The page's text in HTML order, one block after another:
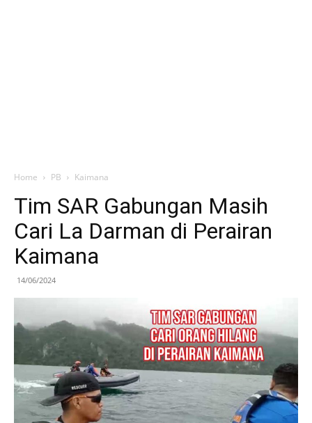
Home PB Kaimana
Tim SAR Gabungan Masih
Cari La Darman di Perairan
Kaimana
14/06/2024